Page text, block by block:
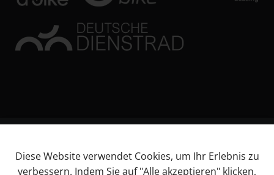
Impressum
Diese Website verwendet Cookies, um Ihr Erlebnis zu
verbessern. Indem Sie auf "Alle akzeptieren" klicken,